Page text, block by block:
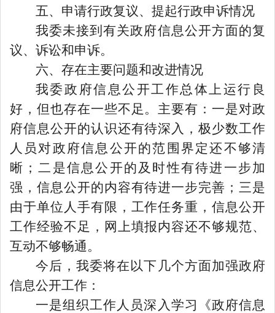
五、申请行政复议、提起行政申诉情况
我委未接到有关政府信息公开方面的复
议、诉讼和申诉。
六、存在主要问题和改进情况
我委政府信息公开工作总体上运行良
好，但也存在一些不足。主要有：一是对政
府信息公开的认识还有待深入，极少数工作
人员对政府信息公开的范围界定还不够清
晰；二是信息公开的及时性有待进一步加
强，信息公开的内容有待进一步完善；三是
由于单位人手有限，工作任务重，信息公开
工作经验不足，网上填报内容还不够规范、
互动不够畅通。
今后，我委将在以下几个方面加强政府
信息公开工作：
一是组织工作人员深入学习《政府信息